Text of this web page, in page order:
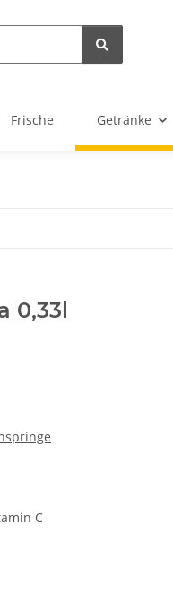
Frische Getränke
0,33l
C